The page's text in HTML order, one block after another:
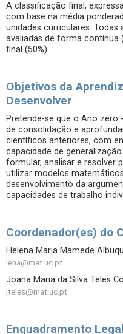
A classificação final,
com base na média
unidades curriculares. Todas
avaliadas de forma contínua
final (50%).
Objetivos da
Desenvolver
Pretende-se que o Ano zero
de consolidação e
científicos anteriores, com
capacidade de
formular, analisar e resolver
utilizar modelos
desenvolvimento da
capacidades de trabalho
Coordenador(es) do
Helena Maria Mamede
lena@mat.uc.pt
Joana Maria da Silva Teles
jteles@mat.uc.pt
Enquadramento